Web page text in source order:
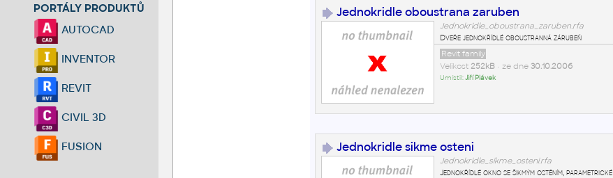
PORTÁLY PRODUKTŮ
AUTOCAD
INVENTOR
REVIT
CIVIL 3D
FUSION
Jednokridle oboustrana zaruben
Jednokridle_oboustrana_zaruben.rfa
Dveře jednokřídlé oboustranná zárubeň
Revit family
Velikost 252kB• ze dne 30.10.2006
Umístil:Jiří Plávek
Jednokridle sikme osteni
Jednokridle_sikme_osteni.rfa
Jednokřídlé okno se šikmým ostěním, parametrické